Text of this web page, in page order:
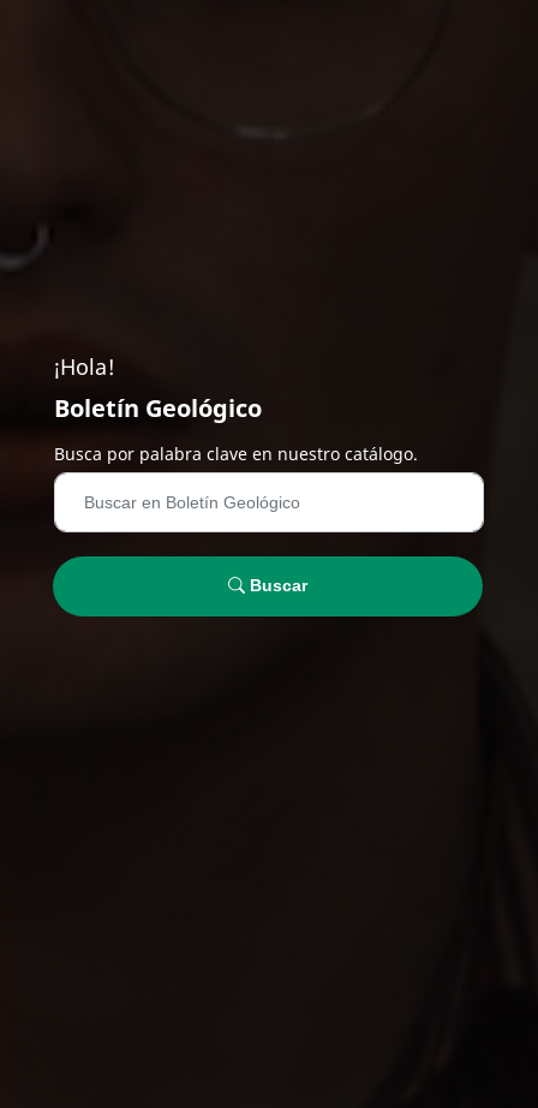
¡Hola!
Boletín Geológico
Busca por palabra clave en nuestro catálogo.
Buscar